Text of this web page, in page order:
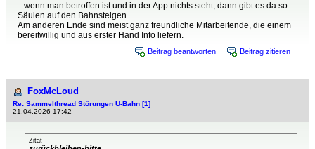
...wenn man betroffen ist und in der App nichts steht, dann gibt es da so
Säulen auf den Bahnsteigen...
Am anderen Ende sind meist ganz freundliche Mitarbeitende, die einem
bereitwillig und aus erster Hand Info liefern.
Beitrag beantworten Beitrag zitieren
FoxMcLoud
Re: Sammelthread Störungen U-Bahn [1]
21.04.2026 17:42
Zitat